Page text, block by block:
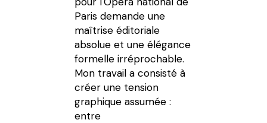
Paris demande une
maîtrise éditoriale
absolue et une élégance
formelle irréprochable.
Mon travail a consisté à
créer une tension
graphique assumée :
entre